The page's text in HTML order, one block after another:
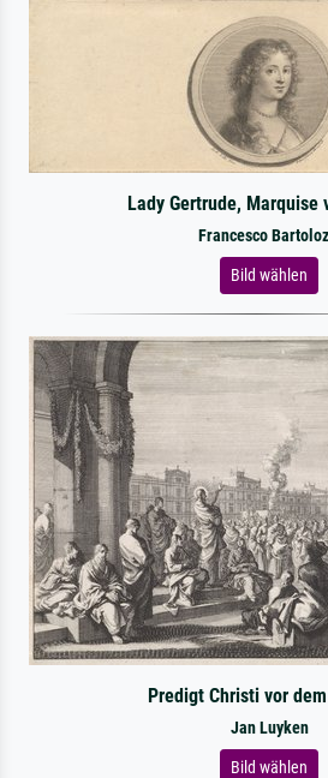
Lady Gertrude, Marquise
Francesco
Bild wählen
Predigt Christi vor
Jan Luyken
Bild wählen